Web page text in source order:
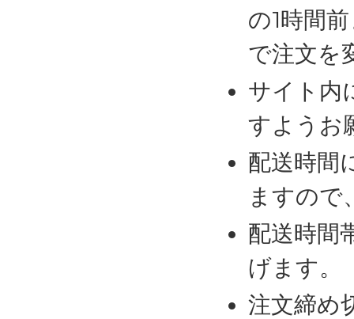
の1時間
で注文を
サイト内
すようお
配送時間
ますので
配送時間
げます。
注文締め